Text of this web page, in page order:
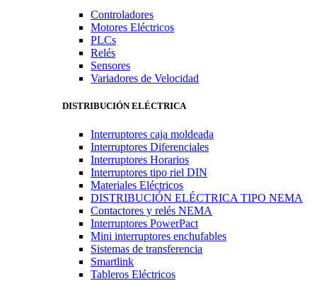
Controladores
Motores Eléctricos
PLCs
Relés
Sensores
Variadores de Velocidad
DISTRIBUCIÓN ELÉCTRICA
Interruptores caja moldeada
Interruptores Diferenciales
Interruptores Horarios
Interruptores tipo riel DIN
Materiales Eléctricos
DISTRIBUCIÓN ELÉCTRICA TIPO NEMA
Contactores y relés NEMA
Interruptores PowerPact
Mini interruptores enchufables
Sistemas de transferencia
Smartlink
Tableros Eléctricos